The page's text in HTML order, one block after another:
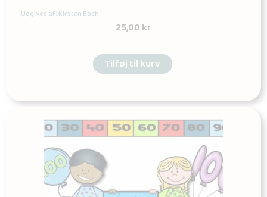
Udgives af: Kirsten Bach
25,00kr
Tilføj til kurv